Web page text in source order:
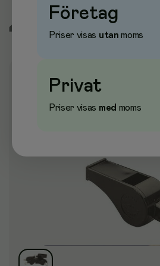
Företag
Priser visas utan moms
Privat
Priser visas med moms